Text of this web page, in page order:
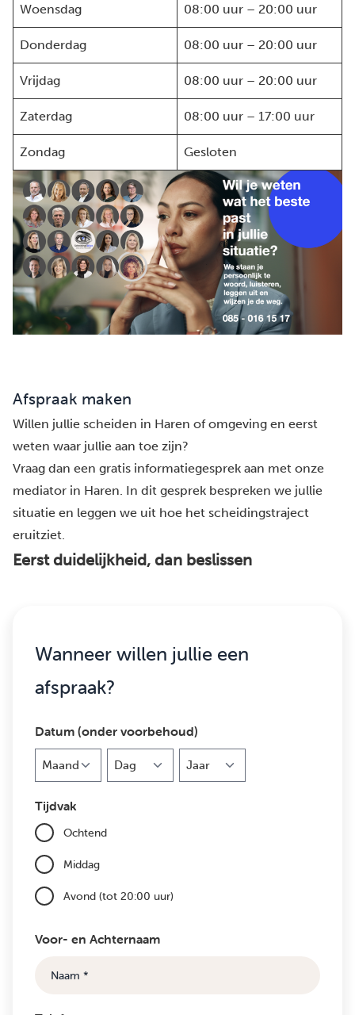
Woensdag 08:00 uur – 20:00 uur
Donderdag 08:00 uur – 20:00 uur
Vrijdag 08:00 uur – 20:00 uur
Zaterdag 08:00 uur – 17:00 uur
Zondag Gesloten
Afspraak maken
Willen jullie scheiden in Haren of omgeving en eerst
weten waar jullie aan toe zijn?
Vraag dan een gratis informatiegesprek aan met onze
mediator in Haren. In dit gesprek bespreken we jullie
situatie en leggen we uit hoe het scheidingstraject
eruitziet.
Eerst duidelijkheid, dan beslissen
Wanneer willen jullie een
afspraak?
Datum (onder voorbehoud)
Tijdvak
Ochtend
Middag
Avond (tot 20:00 uur)
Voor- en Achternaam